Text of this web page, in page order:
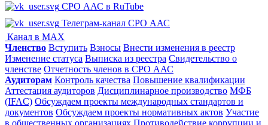
СРО ААС в RuTube
Телеграм-канал СРО ААС
Канал в MAX
Членство Вступить Взносы Внести изменения в реестр
Изменение статуса Выписка из реестра Свидетельство о
членстве Отчетность членов в СРО ААС
Аудиторам Контроль качества Повышение квалификации
Аттестация аудиторов Дисциплинарное производство МФБ
(IFAC) Обсуждаем проекты международных стандартов и
документов Обсуждаем проекты нормативных актов Участие
в общественных организациях Противодействие коррупции и